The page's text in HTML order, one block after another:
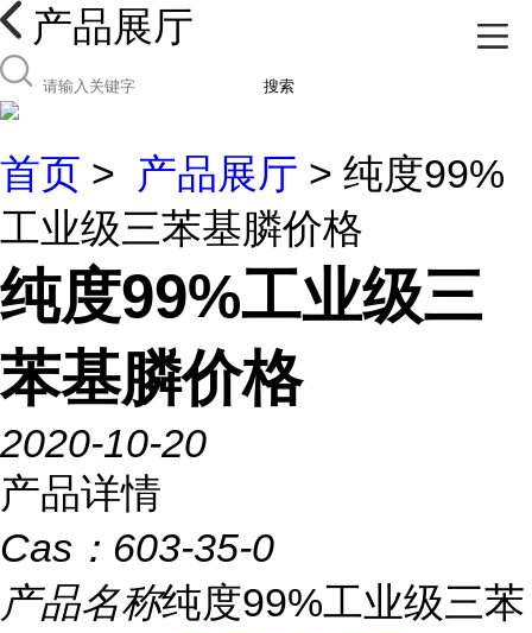
产品展厅
搜索
首页 > 产品展厅 > 纯度99%
工业级三苯基膦价格
纯度99%工业级三
苯基膦价格
2020-10-20
产品详情
Cas： 603-35-0
产品名称纯度99%工业级三苯